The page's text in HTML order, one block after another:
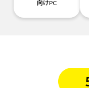
向けPC